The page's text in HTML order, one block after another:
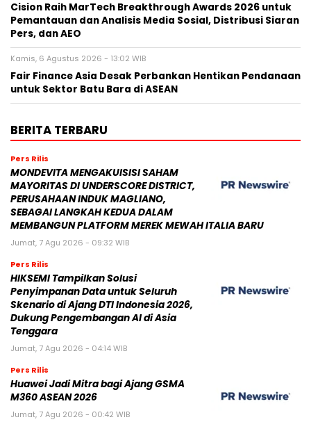
Cision Raih MarTech Breakthrough Awards 2026 untuk
Pemantauan dan Analisis Media Sosial, Distribusi Siaran
Pers, dan AEO
Kamis, 6 Agustus 2026 - 13:02 WIB
Fair Finance Asia Desak Perbankan Hentikan Pendanaan
untuk Sektor Batu Bara di ASEAN
BERITA TERBARU
Pers Rilis
MONDEVITA MENGAKUISISI SAHAM
MAYORITAS DI UNDERSCORE DISTRICT,
PERUSAHAAN INDUK MAGLIANO,
SEBAGAI LANGKAH KEDUA DALAM
MEMBANGUN PLATFORM MEREK MEWAH ITALIA BARU
Jumat, 7 Agu 2026 - 09:32 WIB
Pers Rilis
HIKSEMI Tampilkan Solusi
Penyimpanan Data untuk Seluruh
Skenario di Ajang DTI Indonesia 2026,
Dukung Pengembangan AI di Asia
Tenggara
Jumat, 7 Agu 2026 - 04:14 WIB
Pers Rilis
Huawei Jadi Mitra bagi Ajang GSMA
M360 ASEAN 2026
Jumat, 7 Agu 2026 - 00:42 WIB